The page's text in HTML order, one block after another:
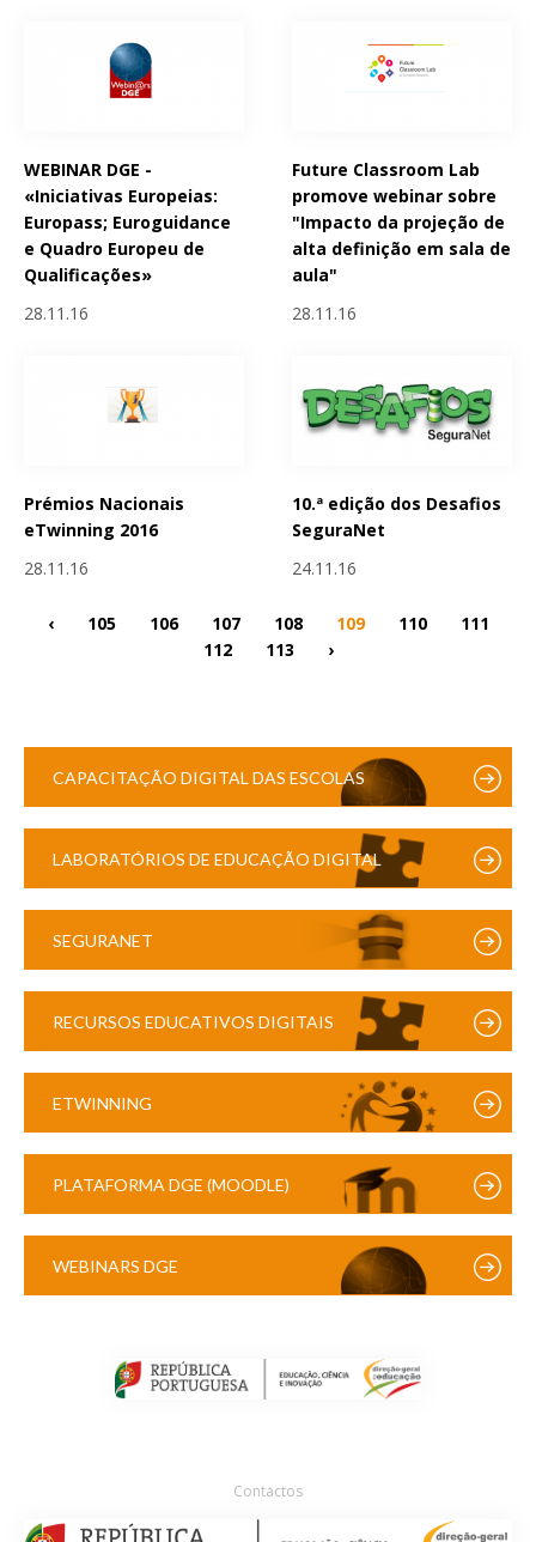
WEBINAR DGE -
«Iniciativas Europeias:
Europass; Euroguidance
e Quadro Europeu de
Qualificações»
28.11.16
Future Classroom Lab
promove webinar sobre
"Impacto da projeção de
alta definição em sala de
aula"
28.11.16
Prémios Nacionais
eTwinning 2016
28.11.16
10.ª edição dos Desafios
SeguraNet
24.11.16
‹ 105 106 107 108 109 110
111
112
113 ›
CAPACITAÇÃO DIGITAL DAS ESCOLAS
LABORATÓRIOS DE EDUCAÇÃO DIGITAL
SEGURANET
RECURSOS EDUCATIVOS DIGITAIS
ETWINNING
PLATAFORMA DGE (MOODLE)
WEBINARS DGE
Contactos